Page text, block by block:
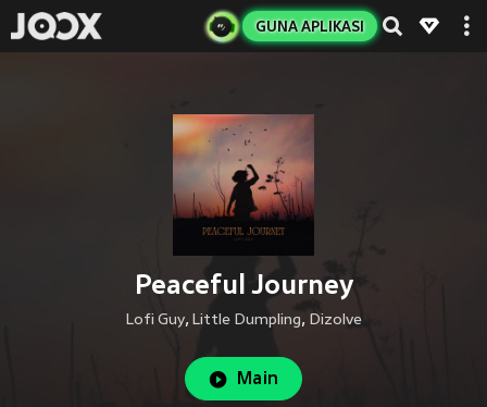
GUNA APLIKASI
Peaceful Journey
Lofi Guy, Little Dumpling, Dizolve
Main